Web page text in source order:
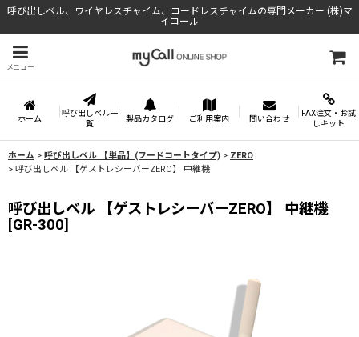
呼び出しベル、ワイヤレスチャイム、コードレスチャイムの専門メーカー (株)マ
イコール
メニュー
ホーム
呼び出しベル一
覧
製品カタログ ご利用案内 問い合わせ
FAX注文・お試
しキット
ホーム > 呼び出しベル 【単品】(フードコートタイプ) > ZERO
> 呼び出しベル 【ゲストレシーバーZERO】 中継機
呼び出しベル 【ゲストレシーバーZERO】 中継機
[GR-300]